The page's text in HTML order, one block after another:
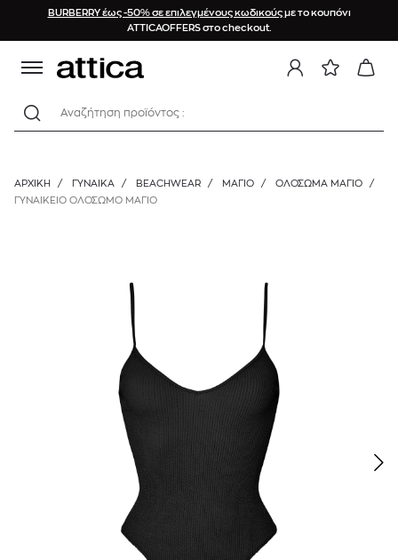
BURBERRY έως -50% σε επιλεγμένους κωδικούςμε το κουπόνι
ATTICAOFFERS στο checkout.
Αναζήτηση προϊόντος :
ΑΡΧΙΚΉ / ΓΥΝΑΙΚΑ / BEACHWEAR / ΜΑΓΙΌ / ΟΛΌΣΩΜΑ ΜΑΓΙΌ
/
ΓΥΝΑΙΚΕΙΟ ΟΛΟΣΩΜΟ ΜΑΓΙΟ